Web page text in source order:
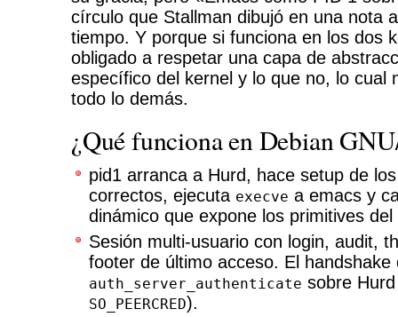
círculo que Stallman dibujó en una nota
tiempo. Y porque si funciona en los dos
obligado a respetar una capa de
específico del kernel y lo que no, lo cual
todo lo demás.
¿Qué funciona en Debian
pid1 arranca a Hurd, hace setup de
correctos, ejecuta execve a emacs y
dinámico que expone los primitives
Sesión multi-usuario con login, audit,
footer de último acceso. El handshake
auth_server_authenticate sobre
SO_PEERCRED).